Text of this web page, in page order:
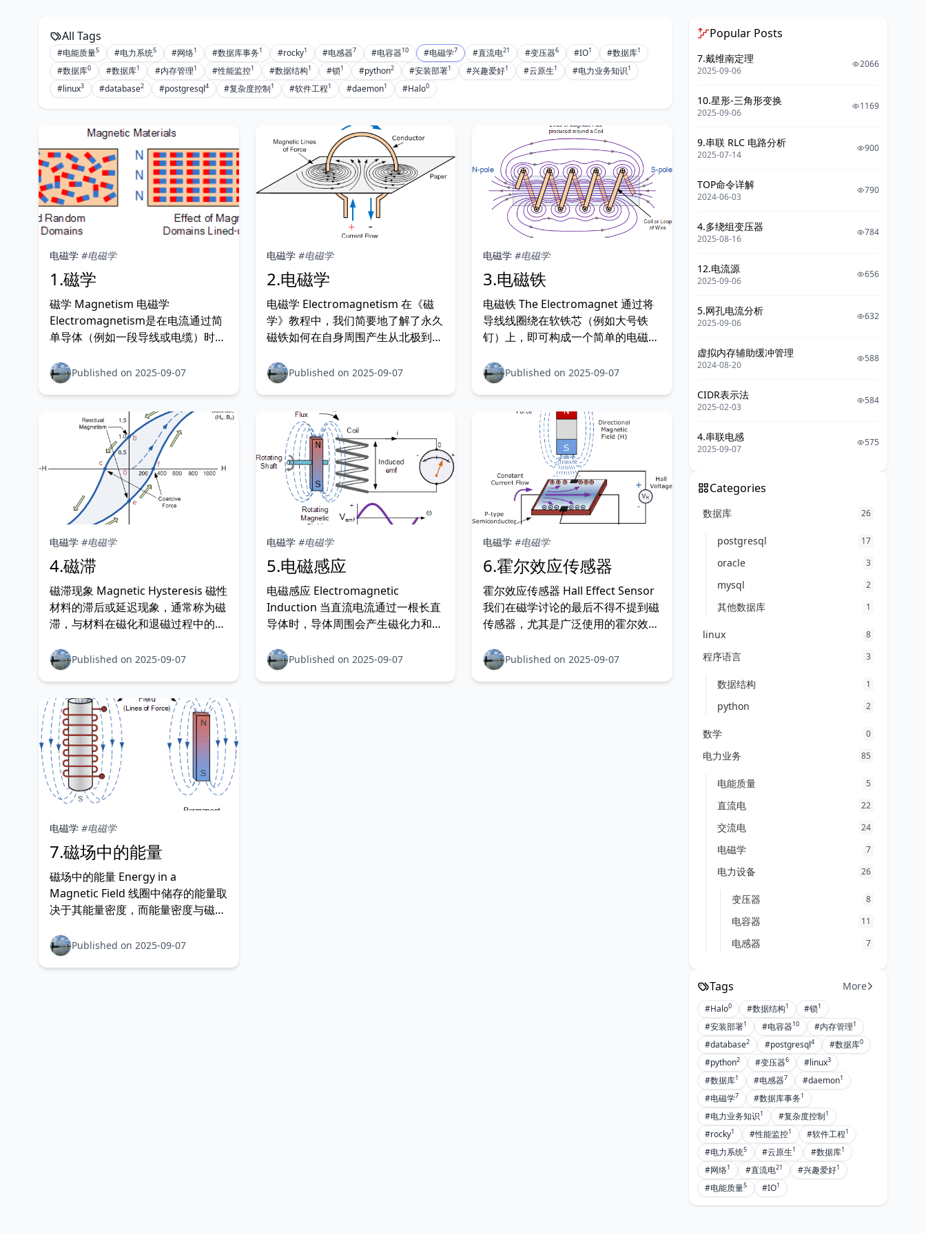
All Tags
#电能质量5 #电力系统5 #网络1 #数据库事务1 #rocky1 #电感器7 #电容器10 #电磁学7 #直流电21 #变压器6 #IO1 #数据库1
#数据库0 #数据库1 #内存管理1 #性能监控1 #数据结构1 #锁1 #python2 #安装部署1 #兴趣爱好1 #云原生1 #电力业务知识1
#linux3 #database2 #postgresql4 #复杂度控制1 #软件工程1 #daemon1 #Halo0
电磁学 #电磁学
1.磁学
磁学 Magnetism 电磁学
Electromagnetism是在电流通过简
单导体（例如一段导线或电缆）时产
排斥）其他材料（主要是金属）的铁
磁材料制成，但磁性本身是磁体在相
流经导体时，导体周围会产生一个小
的磁场，其“北”极和“南”极的
Published on 2025-09-07
电磁学 #电磁学
2.电磁学
电磁学 Electromagnetism 在《磁
学》教程中，我们简要地了解了永久
磁铁如何在自身周围产生从北极到南
子之间相互作用的所有其它力的基
础，这些相互作用产生了我们所知的
良好且有时
Published on 2025-09-07
电磁学 #电磁学
3.电磁铁
电磁铁 The Electromagnet 通过将
导线线圈绕在软铁芯（例如大号铁
钉）上，即可构成一个简单的电磁
场由电流产生。为了集中磁场，电磁
铁的导线被卷成线圈。 我们在前面
Published on 2025-09-07
电磁学 #电磁学
4.磁滞
磁滞现象 Magnetic Hysteresis 磁性
材料的滞后或延迟现象，通常称为磁
滞，与材料在磁化和退磁过程中的特
作用时，其退磁过程会表现出延迟，
这种延迟现象就是磁滞。 我们知
面积内产生的磁场或磁力线的总量，
更常称为“磁通密度”Fl
Published on 2025-09-07
电磁学 #电磁学
5.电磁感应
电磁感应 Electromagnetic
Induction 当直流电流通过一根长直
导体时，导体周围会产生磁化力和静
的关系：当电流通过单根导线时，会
在其周围产生磁场；如果将导线绕成
Published on 2025-09-07
电磁学 #电磁学
6.霍尔效应传感器
霍尔效应传感器 Hall Effect Sensor
我们在磁学讨论的最后不得不提到磁
传感器，尤其是广泛使用的霍尔效应
传感器，它可用于检测由永久磁铁或
电磁铁产生的磁场的强度和方向，其
Published on 2025-09-07
电磁学 #电磁学
7.磁场中的能量
磁场中的能量 Energy in a
Magnetic Field 线圈中储存的能量取
决于其能量密度，而能量密度与磁场
并分布在环绕线圈的空间体积中。
Published on 2025-09-07
Popular Posts
7.戴维南定理
2025-09-06
2066
10.星形-三角形变换
2025-09-06
1169
9.串联 RLC 电路分析
2025-07-14
900
TOP命令详解
2024-06-03
790
4.多绕组变压器
2025-08-16
784
12.电流源
2025-09-06
656
5.网孔电流分析
2025-09-06
632
虚拟内存辅助缓冲管理
2024-08-20
588
CIDR表示法
2025-02-03
584
4.串联电感
2025-09-07
575
Categories
数据库 26
postgresql 17
oracle 3
mysql 2
其他数据库 1
linux 8
程序语言 3
数据结构 1
python 2
数学 0
电力业务 85
电能质量 5
直流电 22
交流电 24
电磁学 7
电力设备 26
变压器 8
电容器 11
电感器 7
Tags More
#Halo0 #数据结构1 #锁1
#安装部署1 #电容器10 #内存管理1
#database2 #postgresql4 #数据库0
#python2 #变压器6 #linux3
#数据库1 #电感器7 #daemon1
#电磁学7 #数据库事务1
#电力业务知识1 #复杂度控制1
#rocky1 #性能监控1 #软件工程1
#电力系统5 #云原生1 #数据库1
#网络1 #直流电21 #兴趣爱好1
#电能质量5 #IO1